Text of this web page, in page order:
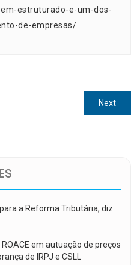
estruturado-e-um-dos-
de-empresas/
NextNext
post:
a Reforma Tributária, diz
em autuação de preços
de IRPJ e CSLL